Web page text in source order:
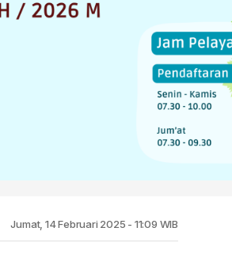
Jumat, 14 Februari 2025 - 11:09 WIB